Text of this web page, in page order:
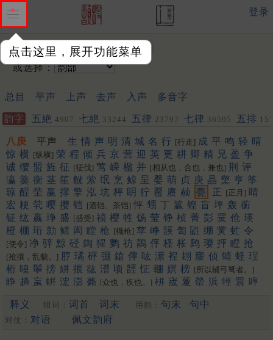
点击这里，展开功能菜单
登录
输入韵字：
或选择：
总目 平声 上声 去声 入声 多音字
韵字 五絶 4907 七絶 33244 五律 23797 七律 36595 五排
452
八庚 平声 生 情 声 明 清 城 名 行 [行走] 成 平 鸣 轻 晴
惊 横 [纵横] 荣 程 倾 兵 京 营 迎 英 更 耕 卿 精 兄 盈 争
诚 缨 盟 旌 征 [征伐] 莺 嵘 楹 并 [相从也，合也，兼也] 荆 评
瀛 羹 衡 茎 笙 觥 萦 氓 烹 鲸 呈 婴 萌 贞 庚 晶 檠 亨 筝
琼 酲 茔 赢 撑 擎 泓 坑 枰 眀 狞 罂 赓 赪 甍 正 [正月] 睛
宏 粳 茕 嘤 撄 铛 [酒铛、茶铛] 怦 甥 丁 籯 铿 盲 坪 轰 蘅
钲 纮 嬴 琤 盛 [盛受] 祯 樱 牲 饧 莹 铮 桢 菁 彭 霙 伧 瑛
橙 棚 珩 勍 鲭 闳 瞠 枪 [欃枪] 苹 峥 韺 訇 鼪 绷 黉 虻 令
[使令] 净 骍 黥 硁 鍧 猩 鹦 祊 鶄 伻 柽 枨 鹒 璎 抨 瞪 抢
[抢攘，乱貌。] 脝 璚 砰 弸 鎗 儜 吰 潆 裎 翃 麖 侦 蜻 蛏 珵
桁 喤 鬡 搒 絣 掁 谹 瀯 顷 䪫 怔 輣 嫇 榜 [所以辅弓弩者。]
睁 趟 䖟 帲 浤 澎 薨 [众也，疾也。] 栟 宬 藑 罃 浜 牼 睘 哼
䬝 䃘 洴 狰 媖 夐 筬 䄇 䦕 拧 姘 蝾 硡 軯 溁
擏
霐 䟫 鴊 拼 圊 盯
释义 组词： 词首 词末 用韵： 句末 句中
对仗： 对语 佩文韵府